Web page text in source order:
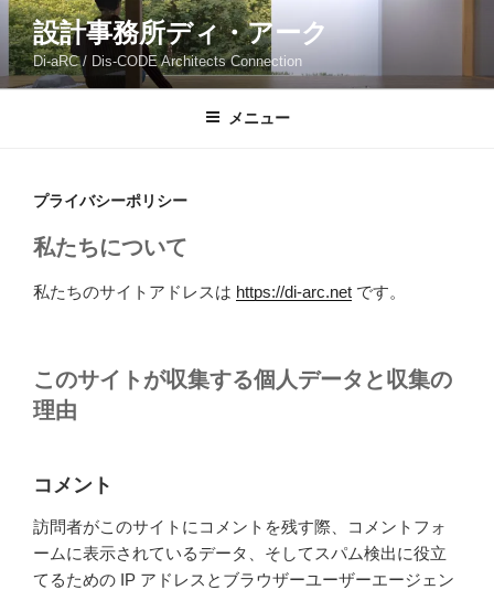
コ
ン
テ
ン
設計事務所ディ・アーク
Di-aRC / Dis-CODE Architects Connection
メニュー
プライバシーポリシー
私たちについて
私たちのサイトアドレスは https://di-arc.net です。
このサイトが収集する個人データと収集の
理由
コメント
訪問者がこのサイトにコメントを残す際、コメントフォ
ームに表示されているデータ、そしてスパム検出に役立
てるための IP アドレスとブラウザーユーザーエージェン